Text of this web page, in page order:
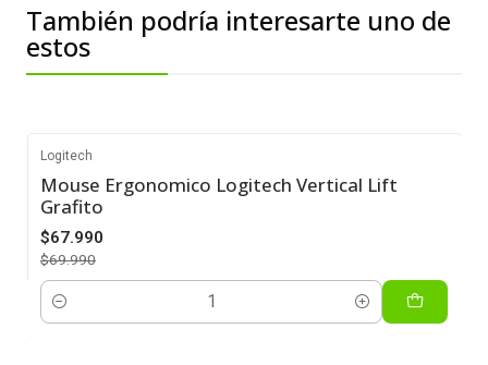
También podría interesarte uno de
estos
-3%
Logitech
Mouse Ergonomico Logitech Vertical Lift
Grafito
$67.990
$69.990
Cantidad